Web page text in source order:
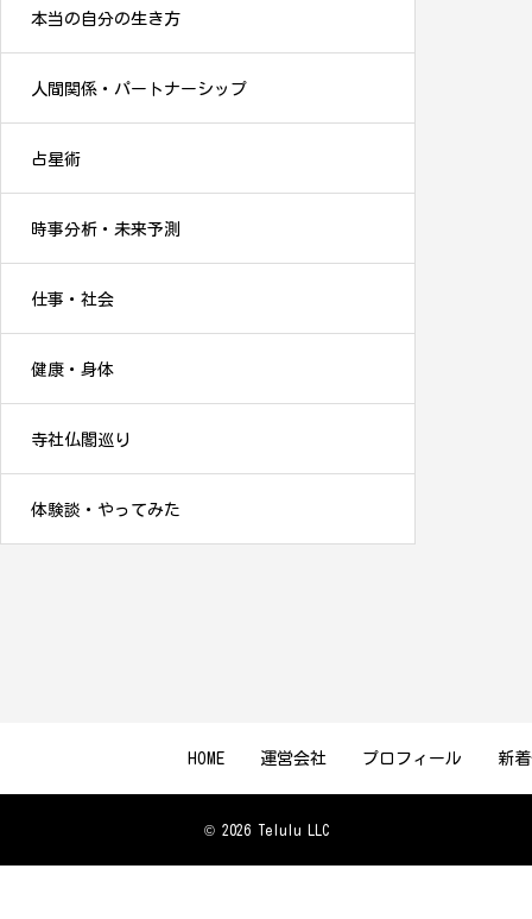
本当の自分の生き方
人間関係・パートナーシップ
占星術
時事分析・未来予測
仕事・社会
健康・身体
寺社仏閣巡り
体験談・やってみた
HOME 運営会社 プロフィール 新
© 2026 Telulu LLC